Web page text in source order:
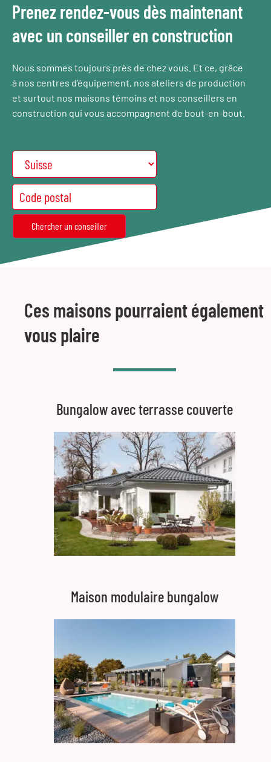
Prenez rendez-vous dès maintenant
avec un conseiller en construction
Nous sommes toujours près de chez vous. Et ce, grâce
à nos centres d’équipement, nos ateliers de production
et surtout nos maisons témoins et nos conseillers en
construction qui vous accompagnent de bout-en-bout.
Ces maisons pourraient également
vous plaire
Bungalow avec terrasse couverte
Maison modulaire bungalow